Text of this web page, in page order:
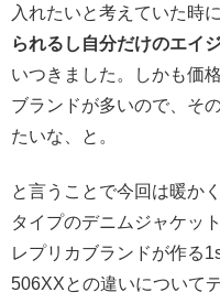
入れたいと考えていた時に
られるし自分だけのエイ
いつきました。しかも価
ブランドが多いので、そ
たいな、と。
と言うことで今回は暖か
タイプのデニムジャケッ
レプリカブランドが作る
506XXとの違いについて